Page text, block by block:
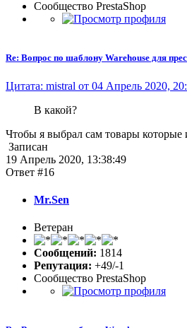
Сообщество PrestaShop
Re: Вопрос по шаблону Warehouse для
Цитата: mistral от 04 Апрель 2020,
В какой?
Чтобы я выбрал сам товары которые
Записан
19 Апрель 2020, 13:38:49
Ответ #16
Mr.Sen
Ветеран
Сообщений: 1814
Репутация: +49/-1
Сообщество PrestaShop